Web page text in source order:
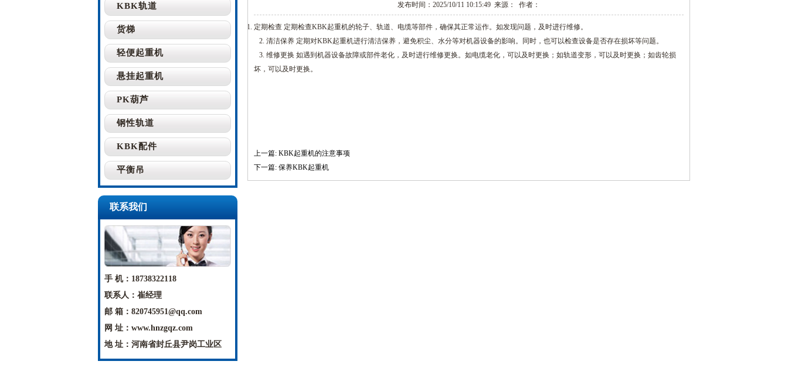
发布时间：2025/10/11 10:15:49 来源： 作者：
定期检查 定期检查KBK起重机的轮子、轨道、电缆等部件，确保其正常运作。如发现问题，及时进行维修。
2. 清洁保养 定期对KBK起重机进行清洁保养，避免积尘、水分等对机器设备的影响。同时，也可以检查设备是否存在损坏等问题。
3. 维修更换 如遇到机器设备故障或部件老化，及时进行维修更换。如电缆老化，可以及时更换；如轨道变形，可以及时更换；如齿轮损
坏，可以及时更换。
上一篇: KBK起重机的注意事项
下一篇: 保养KBK起重机
KBK轨道
货梯
轻便起重机
悬挂起重机
PK葫芦
钢性轨道
KBK配件
平衡吊
联系我们
手 机：18738322118
联系人：崔经理
邮 箱：820745951@qq.com
网 址：www.hnzgqz.com
地 址：河南省封丘县尹岗工业区